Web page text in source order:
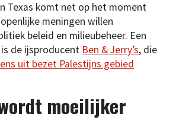
Texas komt net op het moment
meningen willen
beleid en milieubeheer. Een
de ijsproducent Ben & Jerry’s, die
uit bezet Palestijns gebied
moeilijker